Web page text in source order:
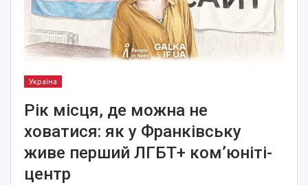
Україна
Рік місця, де можна не
ховатися: як у Франківську
живе перший ЛГБТ+ ком’юніті-
центр